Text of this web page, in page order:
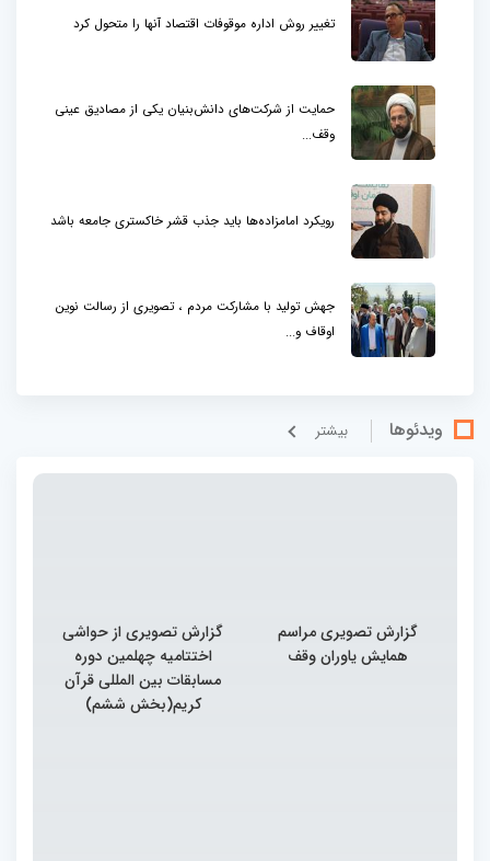
تغییر روش اداره موقوفات اقتصاد آنها را متحول کرد
حمایت از شرکت‌های دانش‌بنیان یکی از مصادیق عینی
وقف...
رویکرد امامزاده‌ها باید جذب قشر خاکستری جامعه باشد
جهش تولید با مشارکت مردم ، تصویری از رسالت نوین
اوقاف و...
ویدئوها بيشتر
گزارش تصویری مراسم
همایش یاوران وقف
گزارش تصویری از حواشی
اختتامیه چهلمین دوره
مسابقات بین المللی قرآن
کریم(بخش ششم)